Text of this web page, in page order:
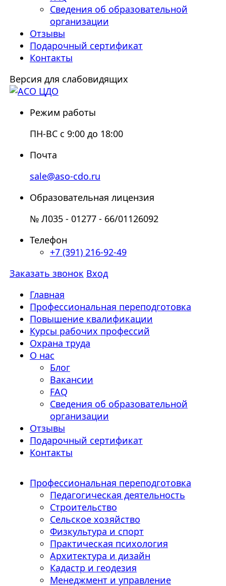
Сведения об образовательной
организации
Отзывы
Подарочный сертификат
Контакты
Версия для слабовидящих
Режим работы
ПН-ВС с 9:00 до 18:00
Почта
sale@aso-cdo.ru
Образовательная лицензия
№ Л035 - 01277 - 66/01126092
Телефон
+7 (391) 216-92-49
Заказать звонок Вход
Главная
Профессиональная переподготовка
Повышение квалификации
Курсы рабочих профессий
Охрана труда
О нас
Блог
Вакансии
FAQ
Сведения об образовательной
организации
Отзывы
Подарочный сертификат
Контакты
Профессиональная переподготовка
Педагогическая деятельность
Строительство
Сельское хозяйство
Физкультура и спорт
Практическая психология
Архитектура и дизайн
Кадастр и геодезия
Менеджмент и управление